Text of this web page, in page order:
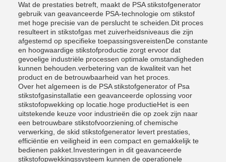
Wat de prestaties betreft, maakt de PSA stikstofgenerator
gebruik van geavanceerde PSA-technologie om stikstof
met hoge precisie van de perslucht te scheiden.Dit proces
resulteert in stikstofgas met zuiverheidsniveaus die zijn
afgestemd op specifieke toepassingsvereistenDe constante
en hoogwaardige stikstofproductie zorgt ervoor dat
gevoelige industriële processen optimale omstandigheden
kunnen behouden.verbetering van de kwaliteit van het
product en de betrouwbaarheid van het proces.
Over het algemeen is de PSA stikstofgenerator of Psa
stikstofgasinstallatie een geavanceerde oplossing voor
stikstofopwekking op locatie.hoge productieHet is een
uitstekende keuze voor industrieën die op zoek zijn naar
een betrouwbare stikstofvoorziening.of chemische
verwerking, de skid stikstofgenerator levert prestaties,
efficiëntie en veiligheid in een compact en gemakkelijk te
bedienen pakket.Investeringen in dit geavanceerde
stikstofopwekkingssysteem kunnen de operationele